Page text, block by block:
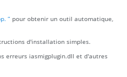
” pour obtenir un outil automatique,
d'installation simples.
erreurs iasmigplugin.dll et d'autres